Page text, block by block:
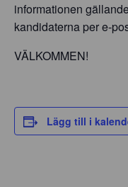
informationen
kandidaterna per e-
VÄLKOMMEN!
Lägg till i